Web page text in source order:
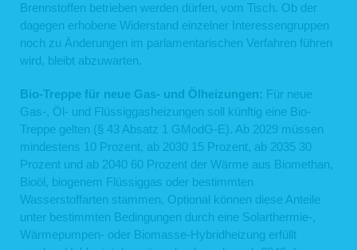
Brennstoffen betrieben werden dürfen, vom Tisch. Ob der
dagegen erhobene Widerstand einzelner Interessengruppen
noch zu Änderungen im parlamentarischen Verfahren führen
wird, bleibt abzuwarten.
Bio-Treppe für neue Gas- und Ölheizungen: Für neue
Gas-, Öl- und Flüssiggasheizungen soll künftig eine Bio-
Treppe gelten (§ 43 Absatz 1 GModG-E). Ab 2029 müssen
mindestens 10 Prozent, ab 2030 15 Prozent, ab 2035 30
Prozent und ab 2040 60 Prozent der Wärme aus Biomethan,
Bioöl, biogenem Flüssiggas oder bestimmten
Wasserstoffarten stammen. Optional können diese Anteile
unter bestimmten Bedingungen durch eine Solarthermie-,
Wärmepumpen- oder Biomasse-Hybridheizung erfüllt